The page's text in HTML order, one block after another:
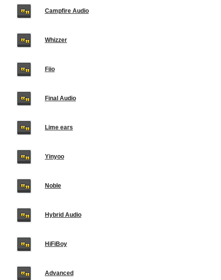
Campfire Audio
Whizzer
Fiio
Final Audio
Lime ears
Yinyoo
Noble
Hybrid Audio
HiFiBoy
Advanced